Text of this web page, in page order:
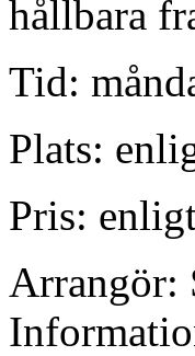
hållbara
Tid:
Plats:
Pris:
Arrangör: